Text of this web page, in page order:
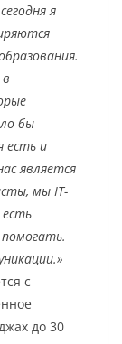
я
бы
есть и
является
мы IT-
с
до 30